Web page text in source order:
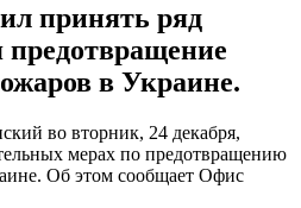
принять ряд
в Украине.
во вторник, 24 декабря,
мерах по предотвращению
Об этом сообщает Офис